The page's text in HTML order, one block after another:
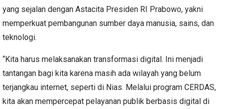
yang sejalan dengan Astacita Presiden RI Prabowo, yakni
memperkuat pembangunan sumber daya manusia, sains, dan
teknologi.
“Kita harus melaksanakan transformasi digital. Ini menjadi
tantangan bagi kita karena masih ada wilayah yang belum
terjangkau internet, seperti di Nias. Melalui program CERDAS,
kita akan mempercepat pelayanan publik berbasis digital di